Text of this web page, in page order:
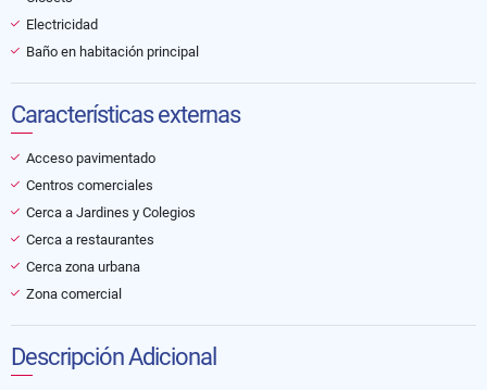
Electricidad
Baño en habitación principal
Características externas
Acceso pavimentado
Centros comerciales
Cerca a Jardines y Colegios
Cerca a restaurantes
Cerca zona urbana
Zona comercial
Descripción Adicional